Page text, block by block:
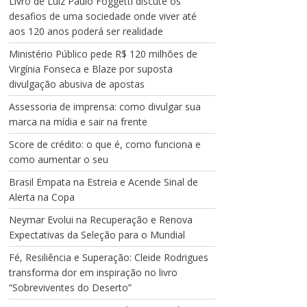
desafios de uma sociedade onde viver até
aos 120 anos poderá ser realidade
Ministério Público pede R$ 120 milhões de
Virgínia Fonseca e Blaze por suposta
divulgação abusiva de apostas
Assessoria de imprensa: como divulgar sua
marca na mídia e sair na frente
Score de crédito: o que é, como funciona e
como aumentar o seu
Brasil Empata na Estreia e Acende Sinal de
Alerta na Copa
Neymar Evolui na Recuperação e Renova
Expectativas da Seleção para o Mundial
Fé, Resiliência e Superação: Cleide Rodrigues
transforma dor em inspiração no livro
“Sobreviventes do Deserto”